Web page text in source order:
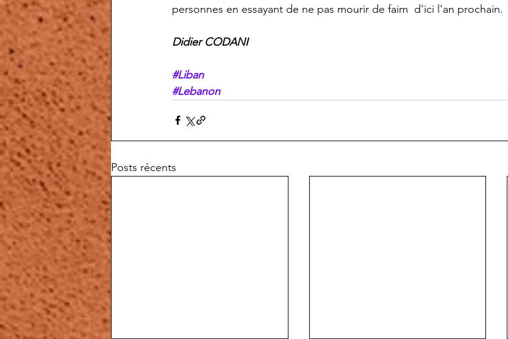
personnes en essayant de ne pas mourir de faim  d'ici l'an prochain.
Didier CODANI
#Liban
#Lebanon
Posts récents